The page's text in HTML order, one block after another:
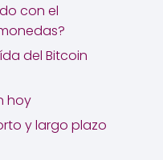
con el
del Bitcoin
hoy
y largo plazo